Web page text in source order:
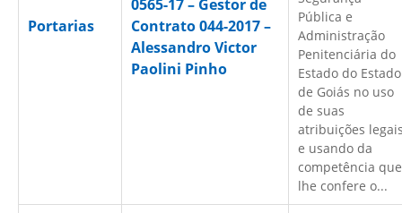
Portarias
0565-17 – Gestor de
Contrato 044-2017 –
Alessandro Victor
Paolini Pinho
Pública e
Administração
Penitenciária do
Estado do Estado
de Goiás no uso
de suas
atribuições
e usando da
competência que
lhe confere o...